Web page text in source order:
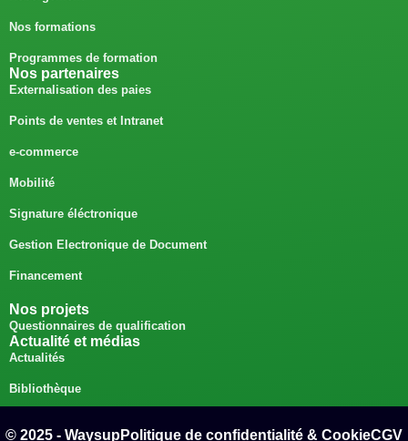
Nos formations
Programmes de formation
Nos partenaires
Externalisation des paies
Points de ventes et Intranet
e-commerce
Mobilité
Signature éléctronique
Gestion Electronique de Document
Financement
Nos projets
Questionnaires de qualification
Actualité et médias
Actualités
Bibliothèque
© 2025 - WaysupPolitique de confidentialité & CookieCGV